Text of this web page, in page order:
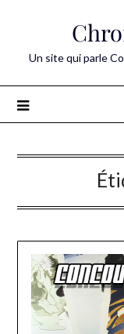
Un site qui parle